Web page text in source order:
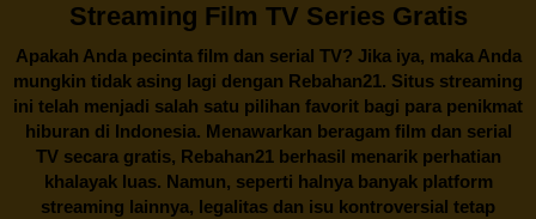
Streaming Film TV Series Gratis
Apakah Anda pecinta film dan serial TV? Jika iya, maka Anda
mungkin tidak asing lagi dengan Rebahan21. Situs streaming
ini telah menjadi salah satu pilihan favorit bagi para penikmat
hiburan di Indonesia. Menawarkan beragam film dan serial
TV secara gratis, Rebahan21berhasil menarik perhatian
khalayak luas. Namun, seperti halnya banyak platform
streaming lainnya, legalitas dan isu kontroversial tetap